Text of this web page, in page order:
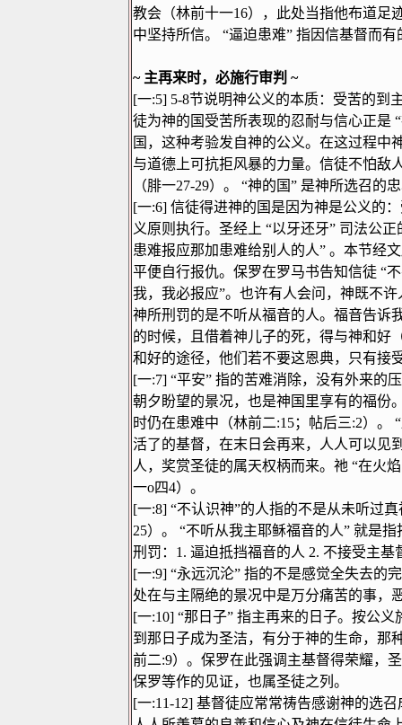
教会（林前十一16），此处当指他布道足
中坚持所信。
“逼迫患难” 指因信基督而有
~ 主再来时，必施行审判 ~
[一:5] 5-8节说明神公义的本质：受苦的到
徒为神的国受苦所表现的忍耐与信心正是 “
国，这种考验发自神的公义。在这过程中
与道德上可抗拒风暴的力量。信徒不怕敌
（腓一27-29）。 “神的国” 是神所选召的
[一:6] 信徒得进神的国是因为神是公义的
义原则执行。圣经上 “以牙还牙” 司法公正
患难报应那加患难给别人的人” 。本节经
平便自行报仇。保罗在罗马书告知信徒 “
我，我必报应”。也许有人会问，神既不
神所刑罚的是不听从福音的人。福音告诉
的时候，且借着神儿子的死，得与神和好
和好的途径，他们若不要这恩典，只有接
[一:7] “平安” 指的苦难消除，没有外来的
朝夕盼望的景况，也是神国里享有的福份
时仍在患难中（林前二:15；帖后三:2）。 “
活了的基督，在末日会再来，人人可以见
人，奖赏圣徒的属天权柄而来。祂 “在火
一o四4）。
[一:8] “不认识神”的人指的不是从未听过
25）。 “不听从我主耶稣福音的人” 就是指
刑罚： 1. 逼迫抵挡福音的人 2. 不接受主基
[一:9] “永远沉沦” 指的不是感觉全失去的
处在与主隔绝的景况中是万分痛苦的事，
[一:10] “那日子” 指主再来的日子。按公义
到那日子成为圣洁，有分于神的生命，那
前二:9）。保罗在此强调主基督得荣耀，
保罗等作的见证，也属圣徒之列。
[一:11-12] 基督徒应常常祷告感谢神的选